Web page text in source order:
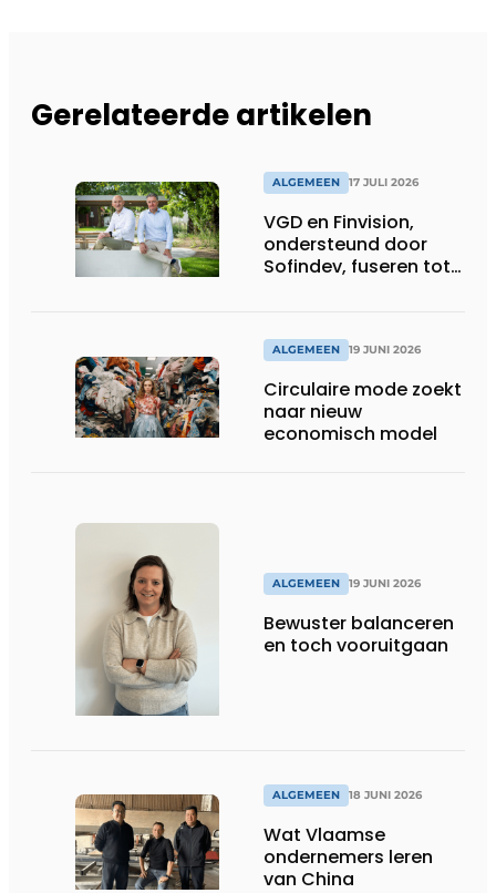
Gerelateerde artikelen
ALGEMEEN 17 JULI 2026
VGD en Finvision,
ondersteund door
Sofindev, fuseren tot
en advieskantoor
ALGEMEEN 19 JUNI 2026
Circulaire mode zoekt
naar nieuw
economisch model
ALGEMEEN 19 JUNI 2026
Bewuster balanceren
en toch vooruitgaan
ALGEMEEN 18 JUNI 2026
Wat Vlaamse
ondernemers leren
van China